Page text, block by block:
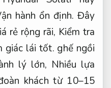
hành ổn định. Đây
rẻ rộng rãi, Kiểm tra
giác lái tốt. ghế ngồi
lý lớn, Nhiều lựa
khách từ 10–15